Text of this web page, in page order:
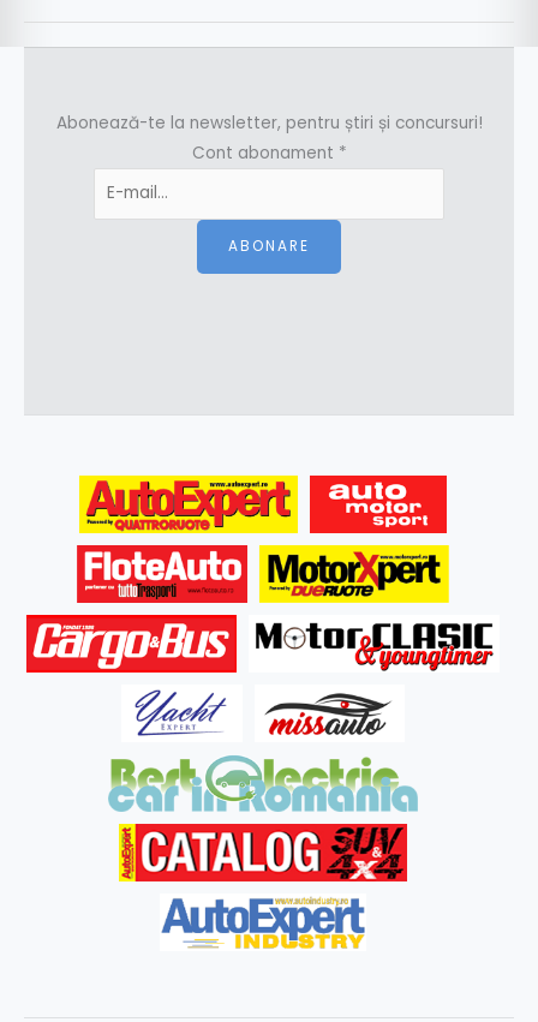
Abonează-te la newsletter, pentru știri și concursuri!
Cont abonament *
ABONARE